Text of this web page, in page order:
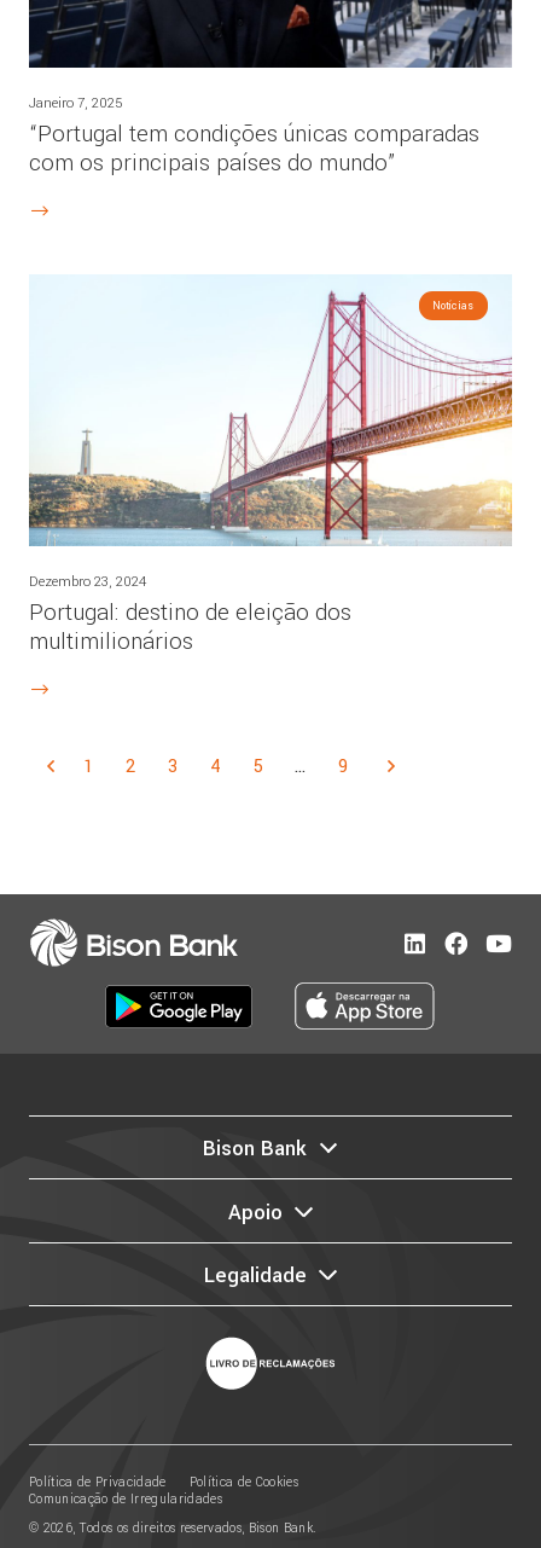
Janeiro 7, 2025
“Portugal tem condições únicas comparadas
com os principais países do mundo”
Notícias
Dezembro 23, 2024
Portugal: destino de eleição dos
multimilionários
1 2 3 4 5 … 9
Bison Bank
Apoio
Legalidade
Política de Privacidade
Política de Cookies
Comunicação de Irregularidades
© 2026, Todos os direitos reservados, Bison Bank.